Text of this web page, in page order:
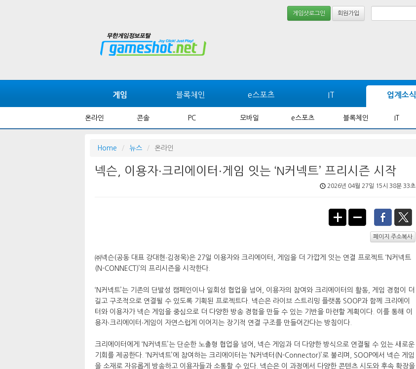
게임샷로그인 회원가입
게임 블록체인 e스포츠 IT 업계소식
온라인 콘솔 PC 모바일 e스포츠 블록체인 IT
Home 뉴스 온라인
넥슨, 이용자∙크리에이터∙게임 잇는 ‘N커넥트’ 프리시즌 시작
2026년 04월 27일 15시 38분 33초
페이지 주소복사
㈜넥슨(공동 대표 강대현∙김정욱)은 27일 이용자와 크리에이터, 게임을 더 가깝게 잇는 연결 프로젝트 ‘N커넥트
(N-CONNECT)’의 프리시즌을 시작한다.
‘N커넥트’는 기존의 단발성 캠페인이나 일회성 협업을 넘어, 이용자의 참여와 크리에이터의 활동, 게임 경험이 더
길고 구조적으로 연결될 수 있도록 기획된 프로젝트다. 넥슨은 라이브 스트리밍 플랫폼 SOOP과 함께 크리에이
터와 이용자가 넥슨 게임을 중심으로 더 다양한 방송 경험을 만들 수 있는 기반을 마련할 계획이다. 이를 통해 이
용자∙크리에이터∙게임이 자연스럽게 이어지는 장기적 연결 구조를 만들어간다는 방침이다.
크리에이터에게 ‘N커넥트’는 단순한 노출형 협업을 넘어, 넥슨 게임과 더 다양한 방식으로 연결될 수 있는 새로운
기회를 제공한다. ‘N커넥트’에 참여하는 크리에이터는 ‘N커넥터(N-Connector)’로 불리며, SOOP에서 넥슨 게임
을 소재로 자유롭게 방송하고 이용자들과 소통할 수 있다. 넥슨은 이 과정에서 다양한 콘텐츠 시도와 후속 확장을